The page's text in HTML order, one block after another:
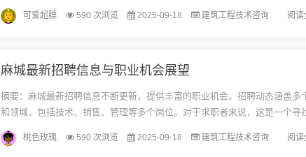
环境和公共服务设施。通过不断努力，白山市实现了城市发展与民生改善的
面...
阅读
可爱超膘 590 次浏览 2025-09-18 建筑工程技术咨询
麻城最新招聘信息与职业机会展望
摘要：麻城最新招聘信息不断更新，提供丰富的职业机会。招聘动态涵盖多
和领域，包括技术、销售、管理等多个岗位。对于求职者来说，这是一个寻
工作的好时机。职业机会展望显示麻城经济发展迅速，就业前景广阔。求职
以...
阅读
桃色玫瑰 590 次浏览 2025-09-18 建筑工程技术咨询